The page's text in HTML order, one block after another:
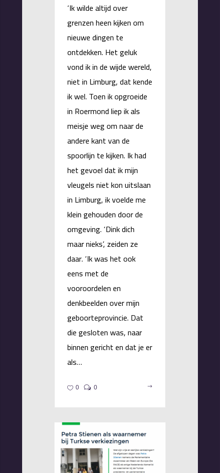
‘Ik wilde altijd over
grenzen heen kijken om
nieuwe dingen te
ontdekken. Het geluk
vond ik in de wijde wereld,
niet in Limburg, dat kende
ik wel. Toen ik opgroeide
in Roermond liep ik als
meisje weg om naar de
andere kant van de
spoorlijn te kijken. Ik had
het gevoel dat ik mijn
vleugels niet kon uitslaan
in Limburg, ik voelde me
klein gehouden door de
omgeving. ‘Dink dich
maar nieks’, zeiden ze
daar. ‘Ik was het ook
eens met de
vooroordelen en
denkbeelden over mijn
geboorteprovincie. Dat
die gesloten was, naar
binnen gericht en dat je er
als…
0 0